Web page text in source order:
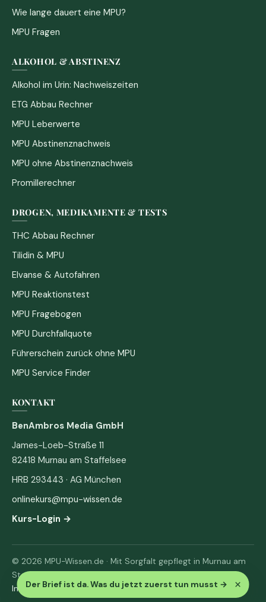
Der Brief ist da. Was du jetzt zuerst tun musst → ×
Wie lange dauert eine MPU?
MPU Fragen
ALKOHOL & ABSTINENZ
Alkohol im Urin: Nachweiszeiten
ETG Abbau Rechner
MPU Leberwerte
MPU Abstinenznachweis
MPU ohne Abstinenznachweis
Promillerechner
DROGEN, MEDIKAMENTE & TESTS
THC Abbau Rechner
Tilidin & MPU
Elvanse & Autofahren
MPU Reaktionstest
MPU Fragebogen
MPU Durchfallquote
Führerschein zurück ohne MPU
MPU Service Finder
KONTAKT
BenAmbros Media GmbH
James-Loeb-Straße 11
82418 Murnau am Staffelsee
HRB 293443 · AG München
onlinekurs@mpu-wissen.de
Kurs-Login →
© 2026 MPU-Wissen.de · Mit Sorgfalt gepflegt in Murnau am
Staffelsee
Impressum· Datenschutz & AGB